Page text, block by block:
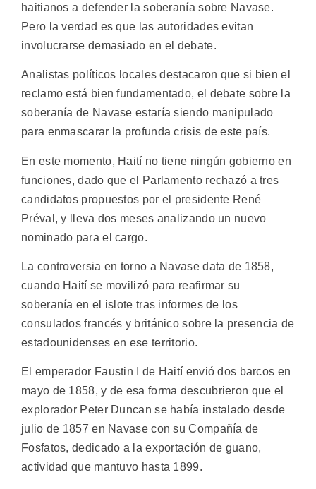
haitianos a defender la soberanía sobre Navase.
Pero la verdad es que las autoridades evitan
involucrarse demasiado en el debate.
Analistas políticos locales destacaron que si bien el
reclamo está bien fundamentado, el debate sobre la
soberanía de Navase estaría siendo manipulado
para enmascarar la profunda crisis de este país.
En este momento, Haití no tiene ningún gobierno en
funciones, dado que el Parlamento rechazó a tres
candidatos propuestos por el presidente René
Préval, y lleva dos meses analizando un nuevo
nominado para el cargo.
La controversia en torno a Navase data de 1858,
cuando Haití se movilizó para reafirmar su
soberanía en el islote tras informes de los
consulados francés y británico sobre la presencia de
estadounidenses en ese territorio.
El emperador Faustin I de Haití envió dos barcos en
mayo de 1858, y de esa forma descubrieron que el
explorador Peter Duncan se había instalado desde
julio de 1857 en Navase con su Compañía de
Fosfatos, dedicado a la exportación de guano,
actividad que mantuvo hasta 1899.